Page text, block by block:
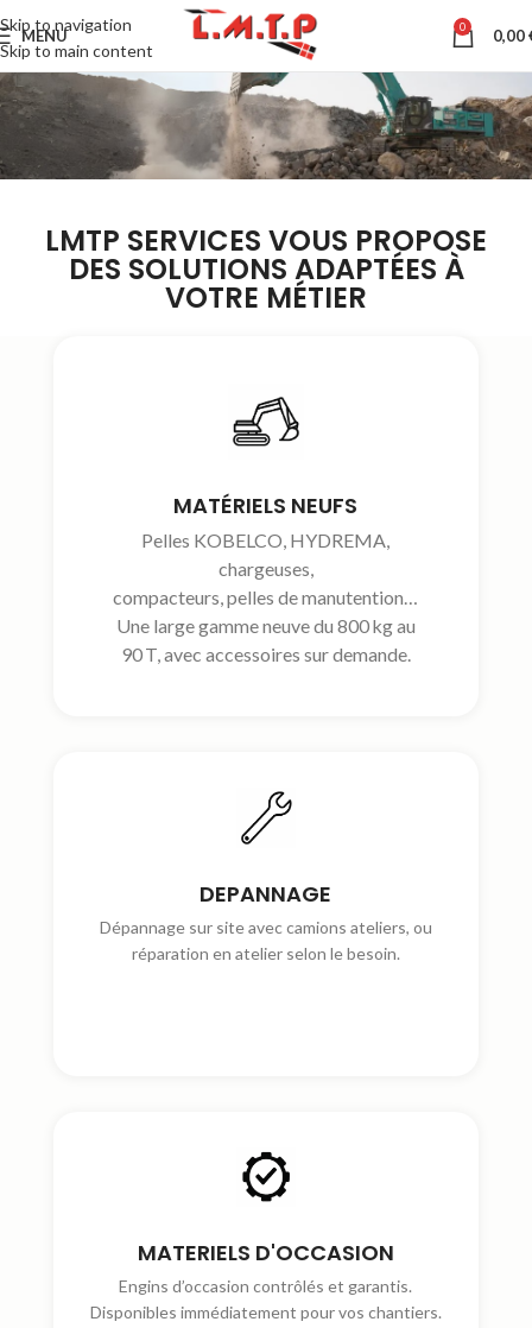
Skip to navigation
Skip to main content
MENU 0 0,00
LMTP SERVICES VOUS PROPOSE
DES SOLUTIONS ADAPTÉES À
VOTRE MÉTIER
MATÉRIELS NEUFS
Pelles KOBELCO, HYDREMA,
chargeuses,
compacteurs, pelles de manutention…
Une large gamme neuve du 800 kg au
90 T, avec accessoires sur demande.
DEPANNAGE
Dépannage sur site avec camions ateliers, ou
réparation en atelier selon le besoin.
MATERIELS D'OCCASION
Engins d’occasion contrôlés et garantis.
Disponibles immédiatement pour vos chantiers.